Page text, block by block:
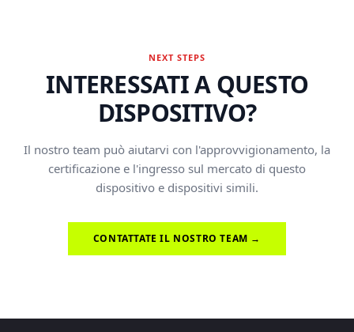
NEXT STEPS
INTERESSATI A QUESTO
DISPOSITIVO?
Il nostro team può aiutarvi con l'approvvigionamento, la
certificazione e l'ingresso sul mercato di questo
dispositivo e dispositivi simili.
CONTATTATE IL NOSTRO TEAM →